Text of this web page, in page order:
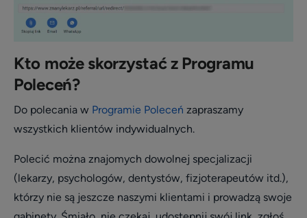
Kto może skorzystać z Programu
Poleceń?
Do polecania w Programie Poleceń zapraszamy
wszystkich klientów indywidualnych.
Polecić można znajomych dowolnej specjalizacji
(lekarzy, psychologów, dentystów, fizjoterapeutów itd.),
którzy nie są jeszcze naszymi klientami i prowadzą swoje